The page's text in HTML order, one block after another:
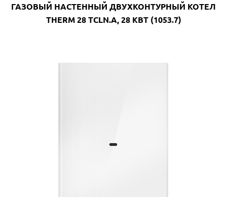
ГАЗОВЫЙ НАСТЕННЫЙ ДВУХКОНТУРНЫЙ КОТЕЛ
THERM 28 ТCLN.A, 28 КВТ (1053.7)